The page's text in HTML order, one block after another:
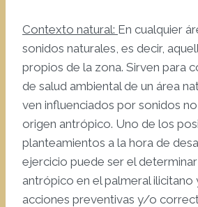
Contexto natural: En cualquier
sonidos naturales, es decir,
propios de la zona. Sirven para
de salud ambiental de un área
ven influenciados por sonidos
origen antrópico. Uno de los
planteamientos a la hora de
ejercicio puede ser el
antrópico en el palmeral ilicitano
acciones preventivas y/o